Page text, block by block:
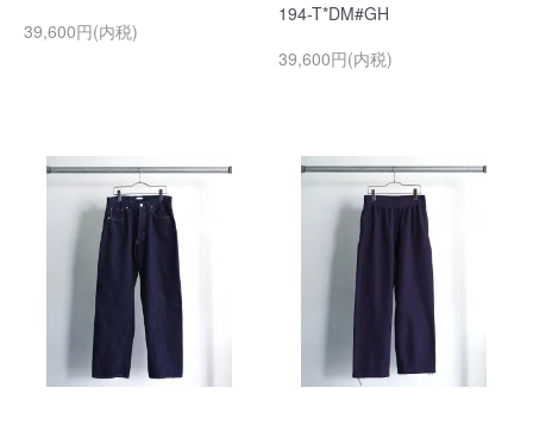
39,600円(内税)
194-T*DM#GH
39,600円(内税)